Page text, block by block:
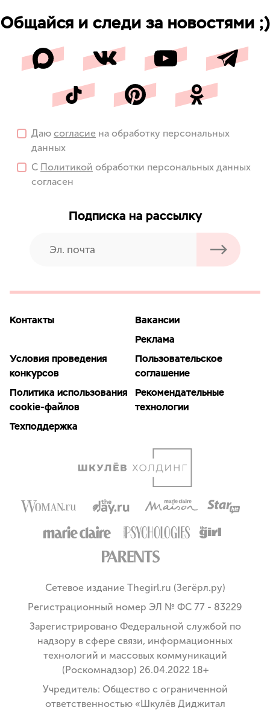
Общайся и следи за новостями ;)
Даю согласие на обработку персональных
данных
С Политикой обработки персональных данных
согласен
Подписка на рассылку
Контакты
Вакансии
Реклама
Условия проведения
конкурсов
Пользовательское
соглашение
Политика использования
cookie-файлов
Рекомендательные
технологии
Техподдержка
Сетевое издание Thegirl.ru (Зегёрл.ру)
Регистрационный номер ЭЛ № ФС 77 - 83229
Зарегистрировано Федеральной службой по
надзору в сфере связи, информационных
технологий и массовых коммуникаций
(Роскомнадзор) 26.04.2022 18+
Учредитель: Общество с ограниченной
ответственностью «Шкулёв Диджитал